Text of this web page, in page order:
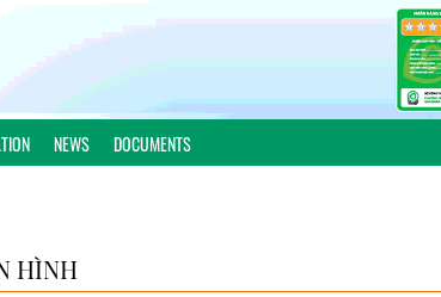
NEWS DOCUMENTS
HÌNH